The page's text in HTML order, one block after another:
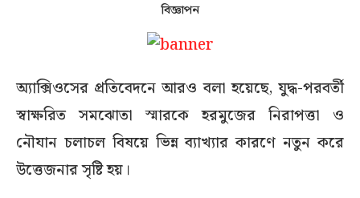
বিজ্ঞাপন
অ্যাক্সিওসের প্রতিবেদনে আরও বলা হয়েছে, যুদ্ধ-পরবর্তী
স্বাক্ষরিত সমঝোতা স্মারকে হরমুজের নিরাপত্তা ও
নৌযান চলাচল বিষয়ে ভিন্ন ব্যাখ্যার কারণে নতুন করে
উত্তেজনার সৃষ্টি হয়।